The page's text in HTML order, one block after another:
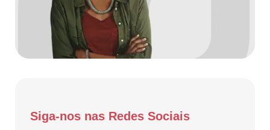
Siga-nos nas Redes Sociais